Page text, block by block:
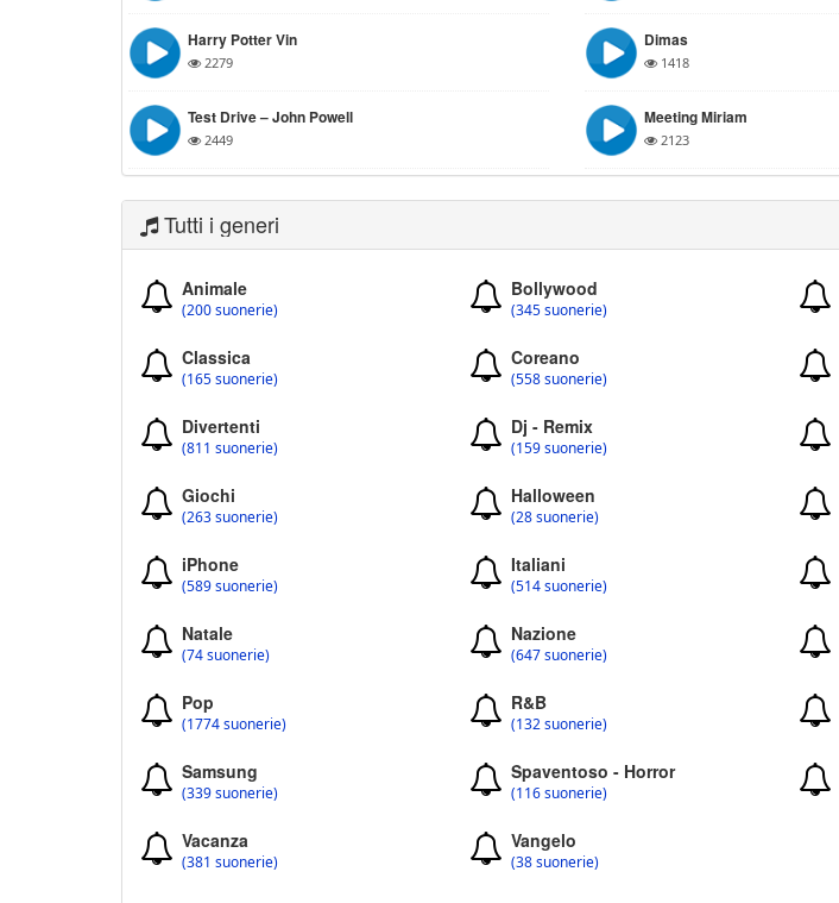
Harry Potter Vin
2279
Dimas
1418
Test Drive – John Powell
2449
Meeting Miriam
2123
Tutti i generi
Animale
(200 suonerie)
Bollywood
(345 suonerie)
Classica
(165 suonerie)
Coreano
(558 suonerie)
Divertenti
(811 suonerie)
Dj - Remix
(159 suonerie)
Giochi
(263 suonerie)
Halloween
(28 suonerie)
iPhone
(589 suonerie)
Italiani
(514 suonerie)
Natale
(74 suonerie)
Nazione
(647 suonerie)
Pop
(1774 suonerie)
R&B
(132 suonerie)
Samsung
(339 suonerie)
Spaventoso - Horror
(116 suonerie)
Vacanza
(381 suonerie)
Vangelo
(38 suonerie)